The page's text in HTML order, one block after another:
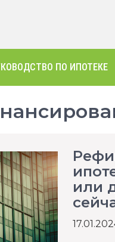
ПО ИПОТЕКЕ
или